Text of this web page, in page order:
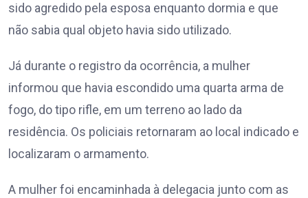
sido agredido pela esposa enquanto dormia e que
não sabia qual objeto havia sido utilizado.
Já durante o registro da ocorrência, a mulher
informou que havia escondido uma quarta arma de
fogo, do tipo rifle, em um terreno ao lado da
residência. Os policiais retornaram ao local indicado e
localizaram o armamento.
A mulher foi encaminhada à delegacia junto com as